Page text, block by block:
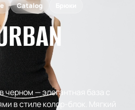
Catalog
черном — элегантная база с
в стиле колор-блок. Мягкий